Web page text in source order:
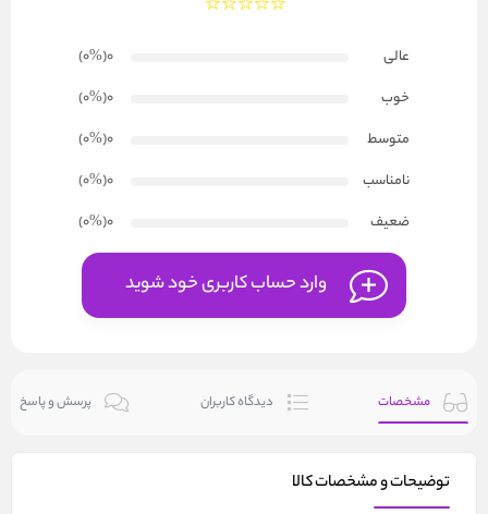
عالی 0(۰%
)
خوب
0(۰%
)
متوسط
0(۰%
)
نامناسب
0(۰%
)
ضعیف
0(۰%
)
وارد حساب کاربری خود شوید
مشخصات دیدگاه کاربران پرسش و پاسخ
توضیحات و مشخصات کالا